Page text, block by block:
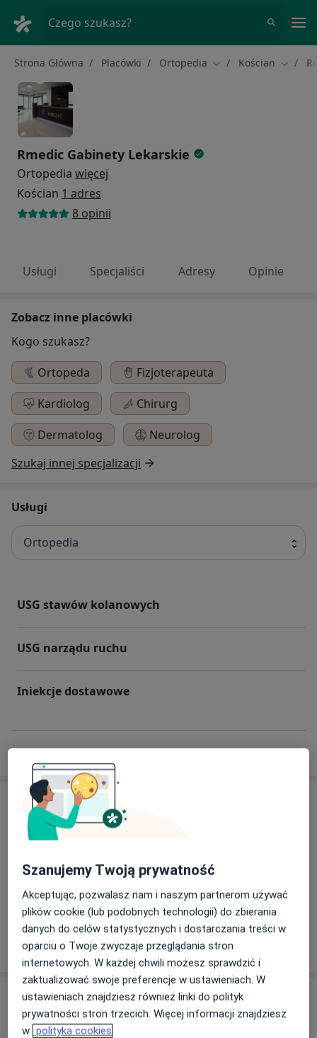
Czego szukasz?
Strona Główna Placówki Ortopedia Zmień miasto
Kościan Zmień
Rmedic Gabinety Lekarskie
Ortopedia więcej
Kościan 1 adres
8 opinii
Usługi Specjaliści Adresy Opinie
Zobacz inne placówki
Kogo szukasz?
Ortopeda
Fizjoterapeuta
Kardiolog
Chirurg
Dermatolog
Neurolog
Szukaj innej specjalizacji
Usługi
Ortopedia
USG stawów kolanowych
USG narządu ruchu
Iniekcje dostawowe
Specjaliści
Ortopeda
lek. Marcin Rowiński
Ortopeda
17 opinii
Adres
Szanujemy Twoją prywatność
Akceptując, pozwalasz nam i naszym partnerom używać
plików cookie (lub podobnych technologii) do zbierania
danych do celów statystycznych i dostarczania treści w
oparciu o Twoje zwyczaje przeglądania stron
internetowych. W każdej chwili możesz sprawdzić i
zaktualizować swoje preferencje w ustawieniach. W
ustawieniach znajdziesz również linki do polityk
prywatności stron trzecich. Więcej informacji znajdziesz
w polityka cookies